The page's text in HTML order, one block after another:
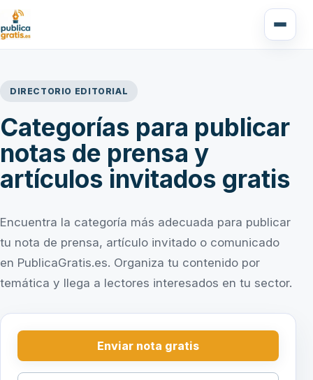
DIRECTORIO EDITORIAL
Categorías para publicar
notas de prensa y
artículos invitados gratis
Encuentra la categoría más adecuada para publicar
tu nota de prensa, artículo invitado o comunicado
en PublicaGratis.es. Organiza tu contenido por
temática y llega a lectores interesados en tu sector.
Enviar nota gratis